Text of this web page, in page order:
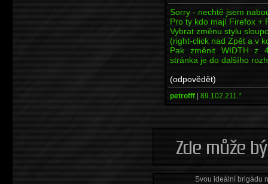
Sorry - nechtě jsem
Pro ty kdo mají Firefox +
Vybrat změnu stylu
(right-click nad Zpět a v
Pak změnit WIDTH z
stránka je do dalšího
(odpovědět)
petrofff | 89.102.211.*
Svou ideální brigádu